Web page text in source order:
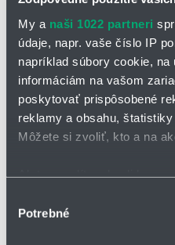
My a naši 1022 partneri
údaje, napr. vaše číslo IP
napríklad súbory cookie, na
informáciám na vašom
poskytovať prispôsobené
reklamy a obsahu,
Môžete si zvoliť, kto a na
polohe s presnosťou na
súhlasu
Potrebné
OPÝTAŤ SA / ODOSLAŤ DOPYT
Piestovo-membránové
410.2-...KM/...
Čerpacia hlava z materiálu PP,
Pre každé médium je k dispozícii